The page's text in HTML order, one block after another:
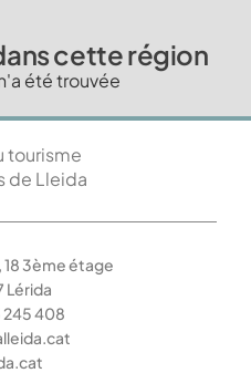
cette région
été trouvée
tourisme
de Lleida
18 3ème étage
Lérida
245 408